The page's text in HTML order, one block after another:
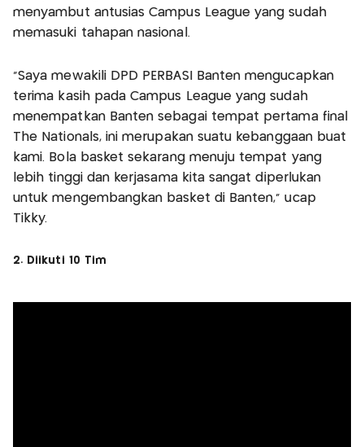
menyambut antusias Campus League yang sudah
memasuki tahapan nasional.
“Saya mewakili DPD PERBASI Banten mengucapkan
terima kasih pada Campus League yang sudah
menempatkan Banten sebagai tempat pertama final
The Nationals, ini merupakan suatu kebanggaan buat
kami. Bola basket sekarang menuju tempat yang
lebih tinggi dan kerjasama kita sangat diperlukan
untuk mengembangkan basket di Banten," ucap
Tikky.
2. Diikuti 10 Tim